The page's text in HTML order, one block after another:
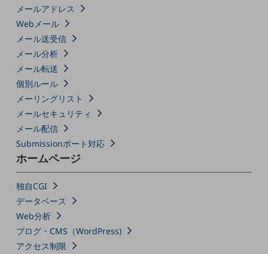
ドコモBiz データ無制限 ドコモ MAX ドコモ mini ドコモBiz かけ放題
ケータイプラン
5Gデータプラス
データプラス
IoT向け回線料金
home5Gプラン
モバイルサービス
端末の一元管理
セキュリティ
運用保守・故障紛失サポート
回線・ネットワーク
お手続き
メールアドレス
Webメール
メール送受信
メール分析
メール転送
個別ルール
メーリングリスト
メールセキュリティ
メール配信
Submissionポート対応
ホームページ
独自CGI
データベース
Web分析
ブログ・CMS（WordPress)
アクセス制限